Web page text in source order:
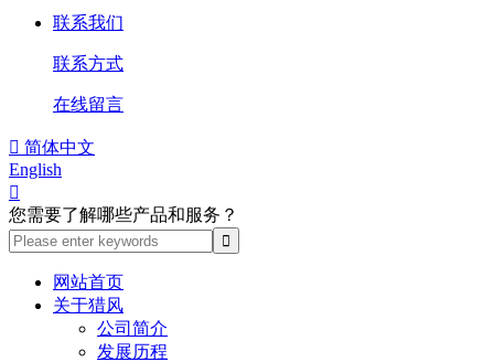
联系我们
联系方式
在线留言
 简体中文
English

您需要了解哪些产品和服务？
网站首页
关于猎风
公司简介
发展历程